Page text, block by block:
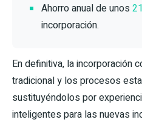
Ahorro anual de unos
incorporación.
En definitiva, la incorporación
tradicional y los procesos
sustituyéndolos por
inteligentes para las nuevas